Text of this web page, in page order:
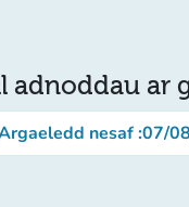
adnoddau ar
nesaf:07/